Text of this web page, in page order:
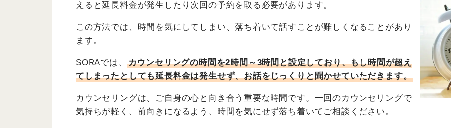
えると延長料金が発生したり次回の予約を取る必要があります。
この方法では、時間を気にしてしまい、落ち着いて話すことが難しくなることがあり
ます。
SORAでは、
カウンセリングの時間を2時間～3時間と設定しており、もし時間が超え
てしまったとしても延長料金は発生せず、お話をじっくりと聞かせていただきます。
カウンセリングは、ご自身の心と向き合う重要な時間です。一回のカウンセリングで
気持ちが軽く、前向きになるよう、時間を気にせず落ち着いてご相談ください。